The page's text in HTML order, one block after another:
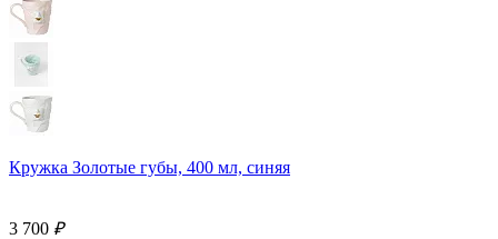
Кружка Золотые губы, 400 мл, синяя
3 700 ₽